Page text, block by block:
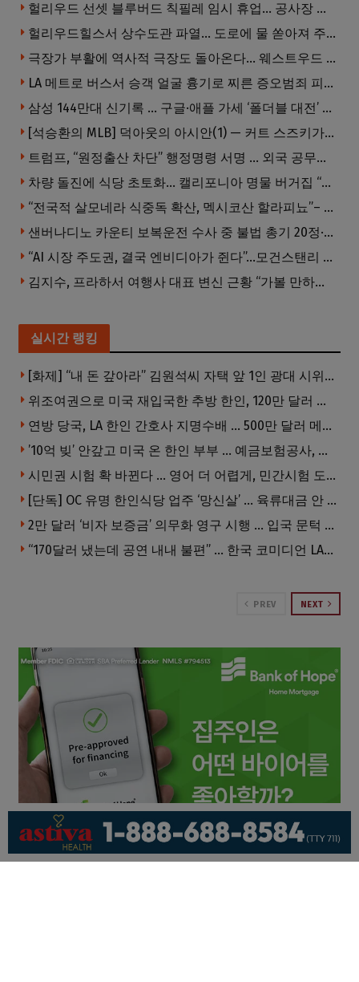
헐리우드 선셋 블루버드 칙필레 임시 휴업… 공사장 담장은 낙서로 뒤덮여
헐리우드힐스서 상수도관 파열… 도로에 물 쏟아져 주민 약 100명 피해
극장가 부활에 역사적 극장도 돌아온다… 웨스트우드 ‘브루인 극장’ 10월 재개장 추진
LA 메트로 버스서 승객 얼굴 흉기로 찌른 증오범죄 피고인, 종신형에 징역 7년 추가 선고
삼성 144만대 신기록 … 구글·애플 가세 ‘폴더블 대전’ 열린다
[석승환의 MLB] 덕아웃의 아시안(1) — 커트 스즈키가 우리에게 묻는 것
트럼프, “원정출산 차단” 행정명령 서명 … 외국 공무원 자녀도 시민권 안준다
차량 돌진에 식당 초토화… 캘리포니아 명물 버거집 “다시 일어설 수 있도록 도와주세요”
“전국적 살모네라 식중독 확산, 멕시코산 할라피뇨”– CDC
샌버나디노 카운티 보복운전 수사 중 불법 총기 20정·탄약 2만 발 압수
“AI 시장 주도권, 결국 엔비디아가 쥔다”…모건스탠리 장담
김지수, 프라하서 여행사 대표 변신 근황 “가볼 만하니…”
실시간 랭킹
[화제] “내 돈 갚아라” 김원석씨 자택 앞 1인 광대 시위 … 한인 투자사, “108만 달러 못받아”
위조여권으로 미국 재입국한 추방 한인, 120만 달러 은행 사기 행각
연방 당국, LA 한인 간호사 지명수배 … 500만 달러 메디캐어 사기, 선고 직전 한국 도주
’10억 빚’ 안갚고 미국 온 한인 부부 … 예금보험공사, 미국서 소송
시민권 시험 확 바뀐다 … 영어 더 어렵게, 민간시험 도입 추진
[단독] OC 유명 한인식당 업주 ‘망신살’ … 육류대금 안 갚자 식당서 공개추심
2만 달러 ‘비자 보증금’ 의무화 영구 시행 … 입국 문턱 더 높아진다.
“170달러 냈는데 공연 내내 불편” … 한국 코미디언 LA공연, 음향 불량에 외모 비하 개그 논란
PREV NEXT